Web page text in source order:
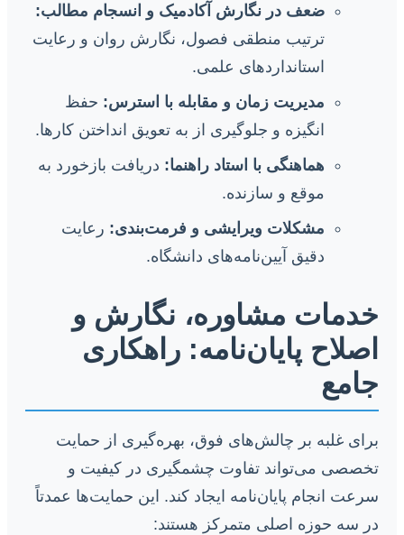
ضعف در نگارش آکادمیک و انسجام مطالب:
ترتیب منطقی فصول، نگارش روان و رعایت
استانداردهای علمی.
مدیریت زمان و مقابله با استرس: حفظ
انگیزه و جلوگیری از به تعویق انداختن کارها.
هماهنگی با استاد راهنما: دریافت بازخورد به
موقع و سازنده.
مشکلات ویرایشی و فرمت‌بندی: رعایت
دقیق آیین‌نامه‌های دانشگاه.
خدمات مشاوره، نگارش و
اصلاح پایان‌نامه: راهکاری
جامع
برای غلبه بر چالش‌های فوق، بهره‌گیری از حمایت
تخصصی می‌تواند تفاوت چشمگیری در کیفیت و
سرعت انجام پایان‌نامه ایجاد کند. این حمایت‌ها عمدتاً
در سه حوزه اصلی متمرکز هستند: